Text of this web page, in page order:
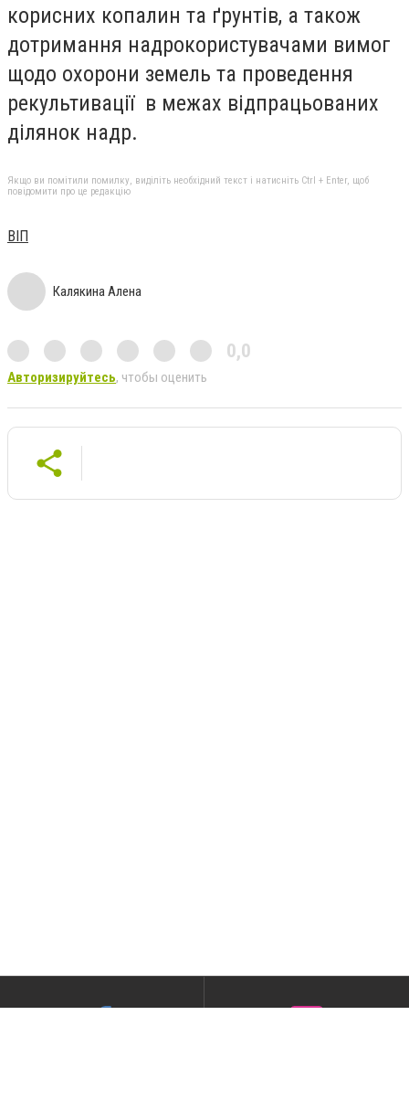
корисних копалин та ґрунтів, а також
дотримання надрокористувачами вимог
щодо охорони земель та проведення
рекультивації в межах відпрацьованих
ділянок надр.
Якщо ви помітили помилку, виділіть необхідний текст і натисніть Ctrl + Enter, щоб
повідомити про це редакцію
ВІП
Калякина Алена
0,0
Авторизируйтесь, чтобы оценить